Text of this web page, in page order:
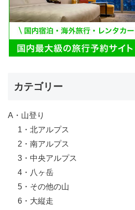
カテゴリー
A・山登り
1・北アルプス
2・南アルプス
3・中央アルプス
4・八ヶ岳
5・その他の山
6・大縦走